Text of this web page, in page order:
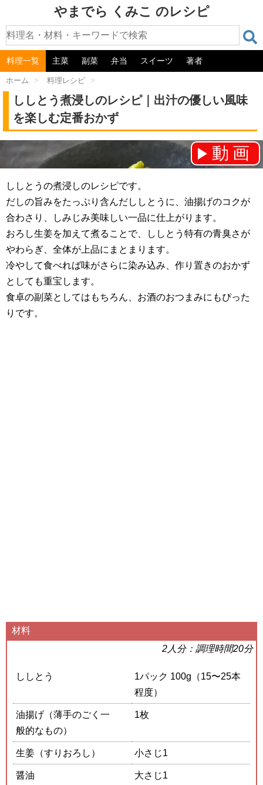
やまでら くみこ のレシピ
料理一覧 主菜 副菜 弁当 スイーツ 著者
ホーム > 料理レシピ >
ししとう煮浸しのレシピ｜出汁の優しい風味
を楽しむ定番おかず
動画
チャンネル登録をお願いします！⇒
ししとうの煮浸しのレシピです。
だしの旨みをたっぷり含んだししとうに、油揚げのコクが
合わさり、しみじみ美味しい一品に仕上がります。
おろし生姜を加えて煮ることで、ししとう特有の青臭さが
やわらぎ、全体が上品にまとまります。
冷やして食べれば味がさらに染み込み、作り置きのおかず
としても重宝します。
食卓の副菜としてはもちろん、お酒のおつまみにもぴった
りです。
材料
2人分：調理時間20分
ししとう
1パック 100g（15〜25本
程度）
油揚げ（薄手のごく一
般的なもの）
1枚
生姜（すりおろし） 小さじ1
醤油 大さじ1